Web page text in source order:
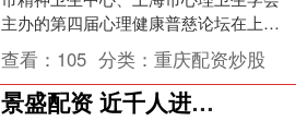
主办的第四届心理健康普慈论坛在上海
启幕。会上，三大国家级项目揭开面
纱：基于多模态大模型的多维....
查看： 105 分类：重庆配资炒股
景盛配资 近千人进入四大产业，400人投身临港建设！这所高校交出最新“产业答卷”